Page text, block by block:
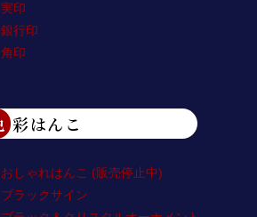
実印
銀行印
角印
色彩はんこ
おしゃれはんこ (販売停止中)
ブラックサイン